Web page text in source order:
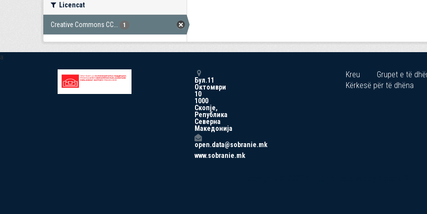
Licencat
Creative Commons CC... 1
a
Бул.11
Октомври
10
1000
Скопје,
Република
Северна
Македонија
open.data@sobranie.mk
www.sobranie.mk
Kreu Grupet e të
Kërkesë për të dhëna